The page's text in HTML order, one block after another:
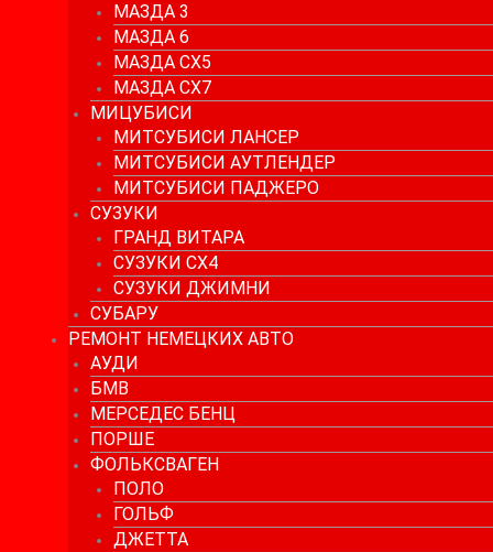
МАЗДА 3
МАЗДА 6
МАЗДА СХ5
МАЗДА СХ7
МИЦУБИСИ
МИТСУБИСИ ЛАНСЕР
МИТСУБИСИ АУТЛЕНДЕР
МИТСУБИСИ ПАДЖЕРО
СУЗУКИ
ГРАНД ВИТАРА
СУЗУКИ СХ4
СУЗУКИ ДЖИМНИ
СУБАРУ
РЕМОНТ НЕМЕЦКИХ АВТО
АУДИ
БМВ
МЕРСЕДЕС БЕНЦ
ПОРШЕ
ФОЛЬКСВАГЕН
ПОЛО
ГОЛЬФ
ДЖЕТТА